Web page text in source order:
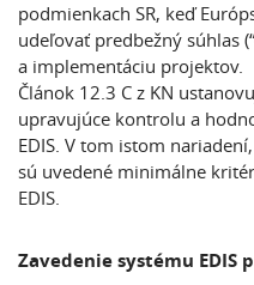
podmienkach SR, keď
udeľovať predbežný súhlas
a implementáciu projektov.
Článok 12.3 C z KN
upravujúce kontrolu a
EDIS. V tom istom
sú uvedené minimálne
EDIS.
Zavedenie systému